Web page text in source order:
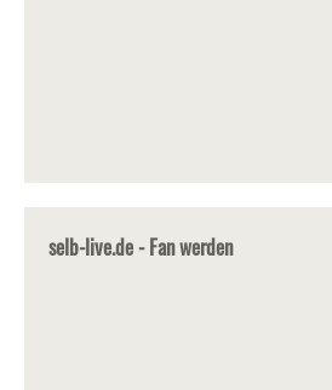
selb-live.de - Fan werden